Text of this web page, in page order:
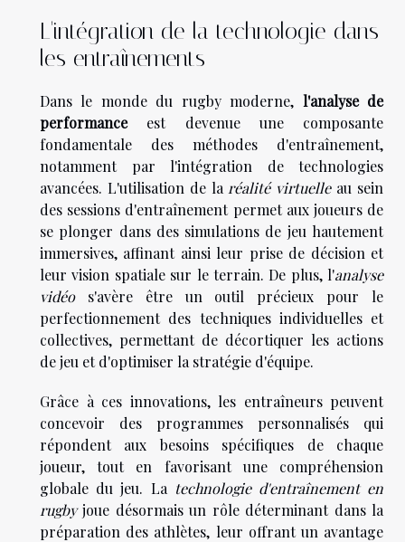
L'intégration de la technologie dans
les entraînements
Dans le monde du rugby moderne, l'analyse de
performanceest devenue une composante
fondamentale des méthodes d'entraînement,
notamment par l'intégration de technologies
avancées. L'utilisation de la réalité virtuelleau sein
des sessions d'entraînement permet aux joueurs de
se plonger dans des simulations de jeu hautement
immersives, affinant ainsi leur prise de décision et
leur vision spatiale sur le terrain. De plus, l'analyse
vidéos'avère être un outil précieux pour le
perfectionnement des techniques individuelles et
collectives, permettant de décortiquer les actions
de jeu et d'optimiser la stratégie d'équipe.
Grâce à ces innovations, les entraîneurs peuvent
concevoir des programmes personnalisés qui
répondent aux besoins spécifiques de chaque
joueur, tout en favorisant une compréhension
globale du jeu. La technologie d'entraînement en
rugbyjoue désormais un rôle déterminant dans la
préparation des athlètes, leur offrant un avantage